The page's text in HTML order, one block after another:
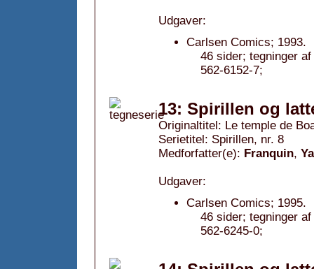
Udgaver:
Carlsen Comics; 1993.
46 sider; tegninger
562-6152-7;
13: Spirillen og
Originaltitel: Le temple de
Serietitel: Spirillen, nr. 8
Medforfatter(e): Franquin,
Udgaver:
Carlsen Comics; 1995.
46 sider; tegninger
562-6245-0;